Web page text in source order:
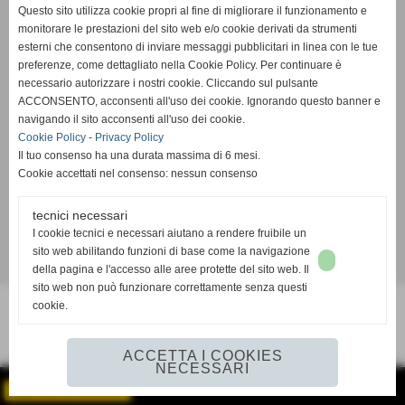
Piazzale della Gioventù, 8 - 40054 - Budrio (Bologna) - Tel. 051
9989052
mezzolaracalcio@libero.it- C.F. 01686681204
Realizzazione siti web www.sitoper.it
Questo sito utilizza cookie propri al fine di migliorare il funzionamento e
monitorare le prestazioni del sito web e/o cookie derivati da strumenti
esterni che consentono di inviare messaggi pubblicitari in linea con le tue
preferenze, come dettagliato nella Cookie Policy. Per continuare è
necessario autorizzare i nostri cookie. Cliccando sul pulsante
ACCONSENTO, acconsenti all'uso dei cookie. Ignorando questo banner e
navigando il sito acconsenti all'uso dei cookie.
Cookie Policy - Privacy Policy
Il tuo consenso ha una durata massima di 6 mesi.
Cookie accettati nel consenso: nessun consenso
tecnici necessari
I cookie tecnici e necessari aiutano a rendere fruibile un
sito web abilitando funzioni di base come la navigazione
della pagina e l'accesso alle aree protette del sito web. Il
sito web non può funzionare correttamente senza questi
cookie.
ACCETTA I COOKIES
NECESSARI
GESTISCI IL TUO SITO